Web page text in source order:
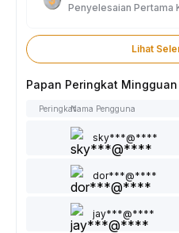
Penyelesaian Pertama
Lihat
Papan Peringkat Mingguan
PeringkatNama Pengguna
sky***@****
dor***@****
jay***@****